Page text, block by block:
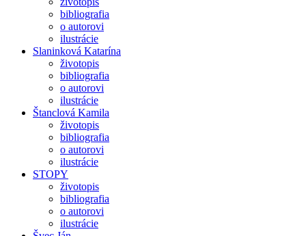
bibliografia
o autorovi
ilustrácie
Slaninková Katarína
životopis
bibliografia
o autorovi
ilustrácie
Štanclová Kamila
životopis
bibliografia
o autorovi
ilustrácie
STOPY
životopis
bibliografia
o autorovi
ilustrácie